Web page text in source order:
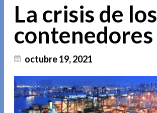
La crisis de los
contenedores
octubre 19, 2021